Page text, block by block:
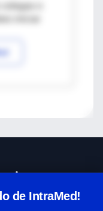
o
de IntraMed!